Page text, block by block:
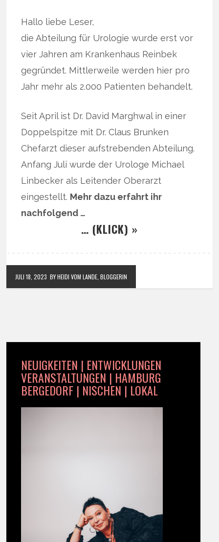
Hallo liebe Leser,
die Abteilung für Urologie wurde erst vor
vier Jahren am Krankenhaus Reinbek
gegründet. Mittlerweile werden hier pro
Jahr mehr als 2.000 Patienten behandelt.
Seit April ist Dr. David Marghwal in einer
Doppelspitze mit Dr. Claus Brunken
Chefarzt dieser aufstrebenden Abteilung.
Anfang Juli wurde der Urologe Michael
Linbecker als Leitender Oberarzt
eingestellt. Mehr dazu erfahrt ihr
nachfolgend …
… (KLICK) »
JULI 18, 2023 BY HEIDI VOM LANDE, BLOGGERIN
NEUIGKEITEN | ENTWICKLUNGEN
VERANSTALTUNGEN | HAMBURG
BERGEDORF | NISCHEN | LOKAL